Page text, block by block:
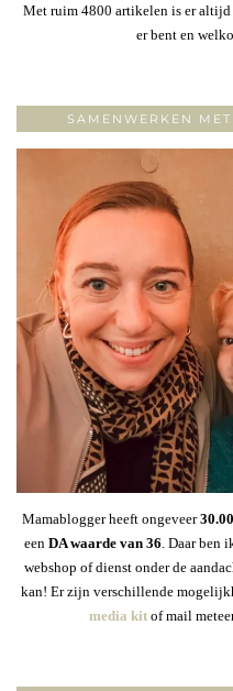
Met ruim 4800 artikelen is er
er bent en
SAMENWERKEN
Mamablogger heeft ongeveer30
een DA waarde van 36. Daar ben
webshop of dienst onder de
kan! Er zijn verschillende
media kitof mail